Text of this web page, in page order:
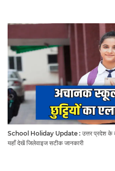
School Holiday Update : उत्तर प्रदेश के
यहाँ देखें जिलेवाइज सटीक जानकारी